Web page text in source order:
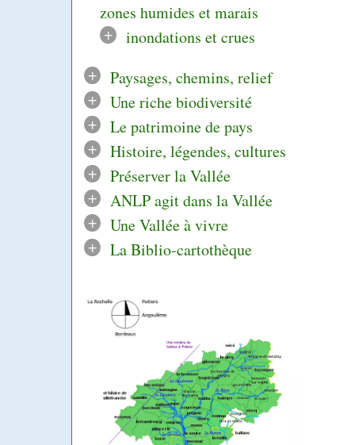
zones humides et marais
+
inondations et crues
+
Paysages, chemins, relief
+
Une riche biodiversité
+
Le patrimoine de pays
+
Histoire, légendes, cultures
+
Préserver la Vallée
+
ANLP agit dans la Vallée
+
Une Vallée à vivre
+
La Biblio-cartothèque